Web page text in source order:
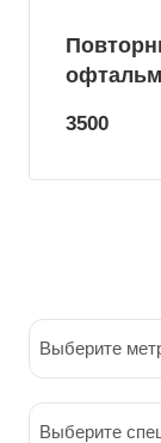
3500
Выберите
Выберите